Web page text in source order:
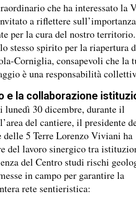
che ha interessato la
a riflettere
per la cura del nostro territorio.
stesso spirito per la riapertura
Corniglia, consapevoli che la
è una responsabilità
e la collaborazione
lunedì 30 dicembre, durante il
del cantiere, il presidente
delle 5 Terre Lorenzo Viviani ha
del lavoro sinergico tra
del Centro studi rischi
in campo per garantire la
rete sentieristica: